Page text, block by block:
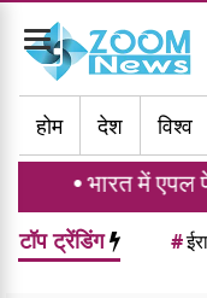
Toggle
navigation
होम
देश विश्व
में एपल पे की एंट्री:
टॉप ट्रेंडिंग #